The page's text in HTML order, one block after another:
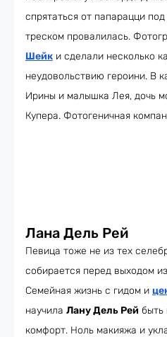
спрятаться от папарацци
треском провалилась.
Шейк и сделали несколько
неудовольствию героини. В
Ирины и малышка Лея, дочь
Купера. Фотогеничная
Лана Дель Рей
Певица тоже не из тех
собирается перед выходом
Семейная жизнь с гидом и
научила Лану Дель Рей
комфорт. Ноль макияжа и